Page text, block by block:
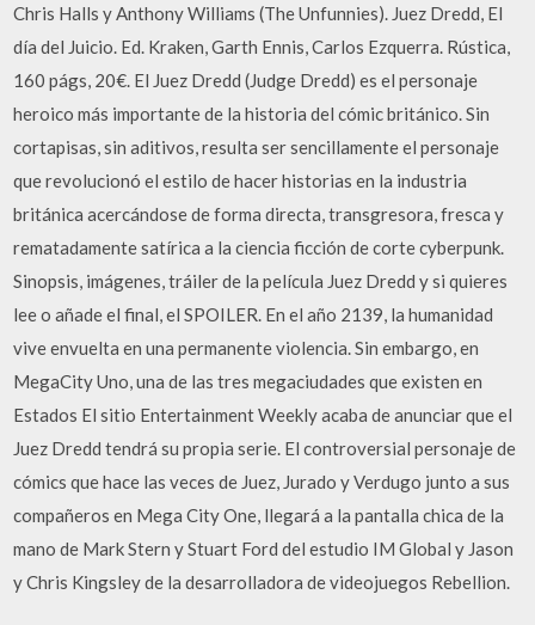
Chris Halls y Anthony Williams (The Unfunnies). Juez Dredd, El
día del Juicio. Ed. Kraken, Garth Ennis, Carlos Ezquerra. Rústica,
160 págs, 20€. El Juez Dredd (Judge Dredd) es el personaje
heroico más importante de la historia del cómic británico. Sin
cortapisas, sin aditivos, resulta ser sencillamente el personaje
que revolucionó el estilo de hacer historias en la industria
británica acercándose de forma directa, transgresora, fresca y
rematadamente satírica a la ciencia ficción de corte cyberpunk.
Sinopsis, imágenes, tráiler de la película Juez Dredd y si quieres
lee o añade el final, el SPOILER. En el año 2139, la humanidad
vive envuelta en una permanente violencia. Sin embargo, en
MegaCity Uno, una de las tres megaciudades que existen en
Estados El sitio Entertainment Weekly acaba de anunciar que el
Juez Dredd tendrá su propia serie. El controversial personaje de
cómics que hace las veces de Juez, Jurado y Verdugo junto a sus
compañeros en Mega City One, llegará a la pantalla chica de la
mano de Mark Stern y Stuart Ford del estudio IM Global y Jason
y Chris Kingsley de la desarrolladora de videojuegos Rebellion.